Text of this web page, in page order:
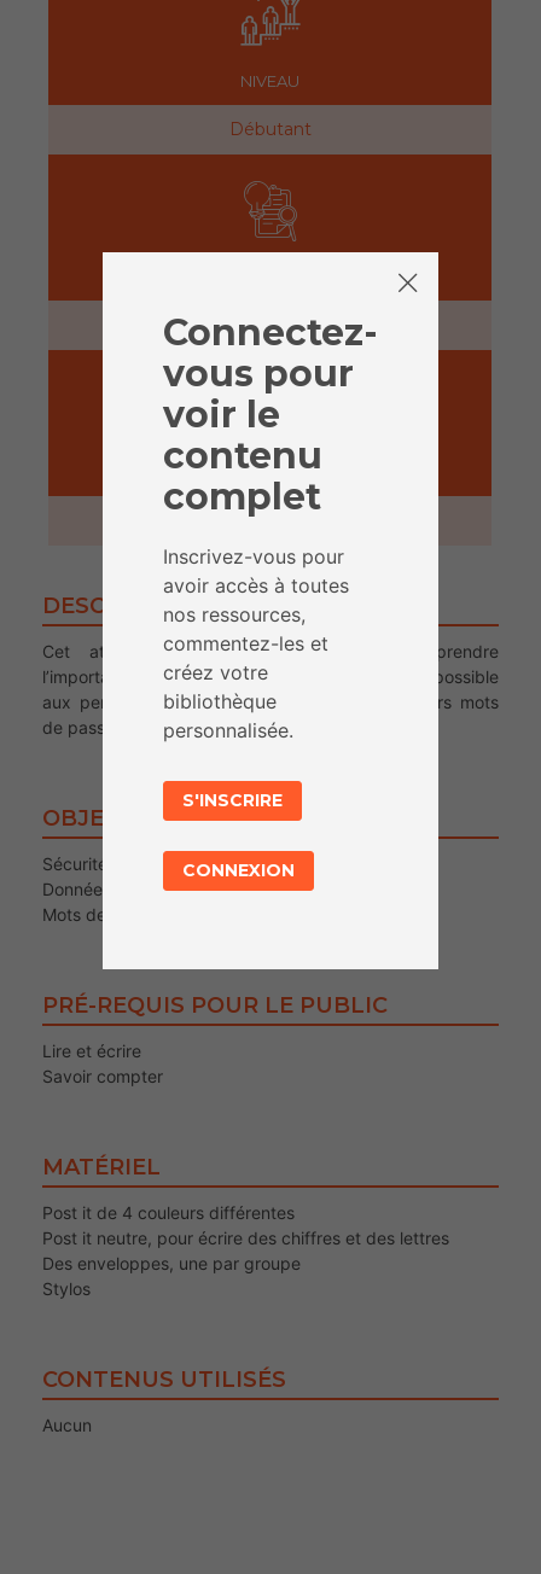
NIVEAU
Débutant
5 minutes
ACTIVITÉ
45 minutes
DESCRIPTION
Cet atelier permet aux enfants de comprendre
l’importance d’un mot de passe fort, et qu’il est possible
aux personnes mal intentionnées de deviner leurs mots
de passe !
OBJECTIFS
Sécurité numérique
Données personnelles
Mots de passe
PRÉ-REQUIS POUR LE PUBLIC
Lire et écrire
Savoir compter
MATÉRIEL
Post it de 4 couleurs différentes
Post it neutre, pour écrire des chiffres et des lettres
Des enveloppes, une par groupe
Stylos
CONTENUS UTILISÉS
Aucun
Connectez-
vous pour
voir le
contenu
complet
Inscrivez-vous pour
avoir accès à toutes
nos ressources,
commentez-les et
créez votre
bibliothèque
personnalisée.
S'INSCRIRE
CONNEXION